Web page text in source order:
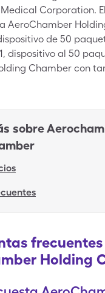
Corporation.
AeroChamber
de 50
dispositivo al 50
Chamber con
sobre
Holding